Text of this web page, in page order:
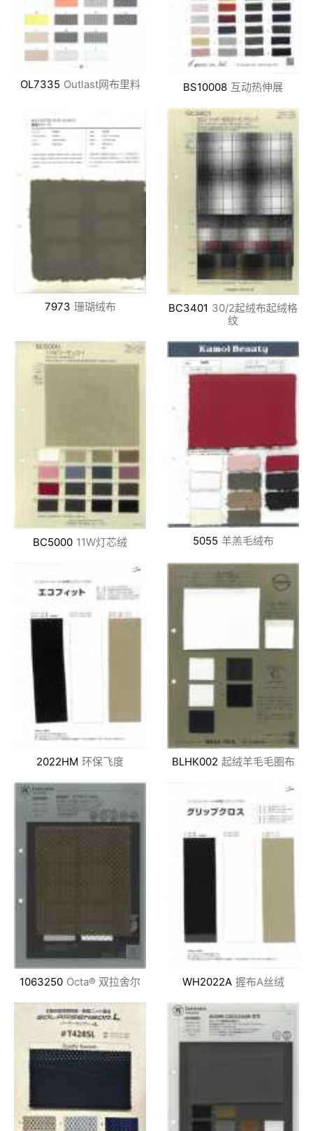
OL7335 Outlast网布里料 BS10008 互动热伸展
7973 珊瑚绒布 BC3401 30/2起绒布起绒格
纹
BC5000 11W灯芯绒 5055 羊羔毛绒布
2022HM 环保飞度 BLHK002 起绒羊毛毛圈布
1063250 Octa® 双拉舍尔 WH2022A 握布A丝绒